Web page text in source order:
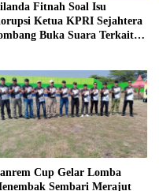
Fitnah Soal Isu
Ketua KPRI Sejahtera
Buka Suara Terkait
Cup Gelar Lomba
Sembari Merajut